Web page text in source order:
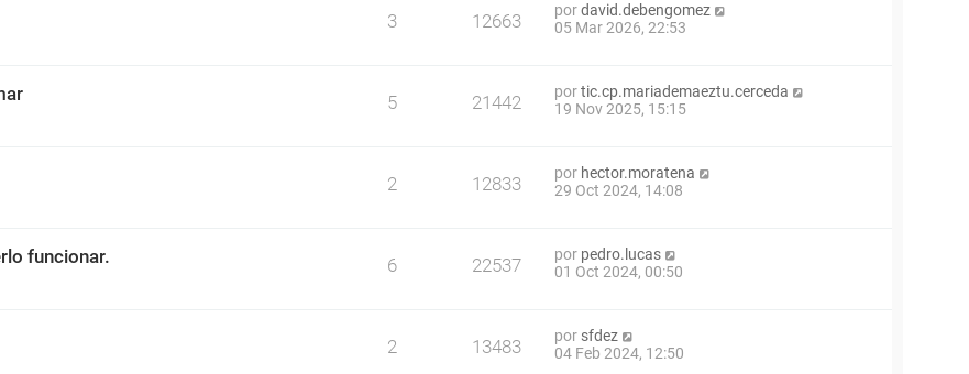
3 12663 pordavid.debengomez
05 Mar 2026, 22:53
5 21442 portic.cp.mariademaeztu.cerceda
19 Nov 2025, 15:15
2 12833 por hector.moratena
29 Oct 2024, 14:08
funcionar. 6 22537 por pedro.lucas
01 Oct 2024, 00:50
2 13483 por sfdez
04 Feb 2024, 12:50